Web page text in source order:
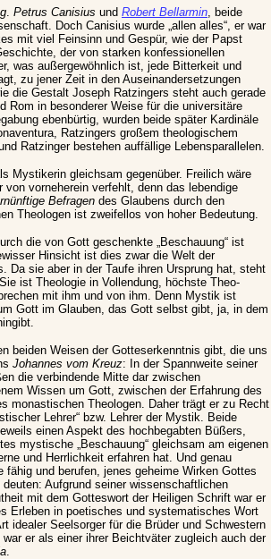
. Petrus Canisius und Robert Bellarmin, beide
Doch Canisius wurde „allen alles“, er war
mit viel Feinsinn und Gespür, wie der Papst
der von starken konfessionellen
was außergewöhnlich ist, jede Bitterkeit und
zu jener Zeit in den Auseinandersetzungen
die Gestalt Joseph Ratzingers steht auch gerade
Rom in besonderer Weise für die universitäre
ebenbürtig, wurden beide später Kardinäle
Ratzingers großem theologischem
Ratzinger bestehen auffällige Lebensparallelen.
Mystikerin gleichsam gegenüber. Freilich wäre
von vorneherein verfehlt, denn das lebendige
Befragen des Glaubens durch den
Theologen ist zweifellos von hoher Bedeutung.
die von Gott geschenkte „Beschauung“ ist
Hinsicht ist dies zwar die Welt der
Da sie aber in der Taufe ihren Ursprung hat, steht
ist Theologie in Vollendung, höchste Theo-
mit ihm und von ihm. Denn Mystik ist
Gott im Glauben, das Gott selbst gibt, ja, in dem
beiden Weisen der Gotteserkenntnis gibt, die uns
Johannes vom Kreuz: In der Spannweite seiner
die verbindende Mitte dar zwischen
Wissen um Gott, zwischen der Erfahrung des
monastischen Theologen. Daher trägt er zu Recht
Lehrer“ bzw. Lehrer der Mystik. Beide
einen Aspekt des hochbegabten Büßers,
mystische „Beschauung“ gleichsam am eigenen
und Herrlichkeit erfahren hat. Und genau
fähig und berufen, jenes geheime Wirken Gottes
Aufgrund seiner wissenschaftlichen
mit dem Gotteswort der Heiligen Schrift war er
Erleben in poetisches und systematisches Wort
idealer Seelsorger für die Brüder und Schwestern
er als einer ihrer Beichtväter zugleich auch der
.